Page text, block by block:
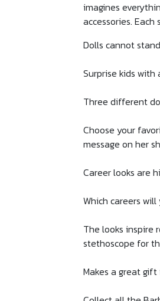
imagines
accessories.
Dolls cannot
Surprise kids
Three different
Choose your
message on her
Career looks are
Which careers
The looks inspire
stethoscope for
Makes a great